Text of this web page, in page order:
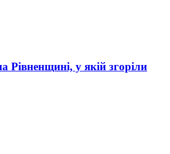
Рівненщині, у якій згоріли